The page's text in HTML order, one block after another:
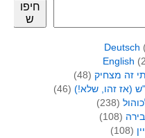
חיפו
ש
Deutsch
English
זה מצחיק(48)
(אז זהו, שלא!)(46)
(238)
בירה (108)
יין (108)